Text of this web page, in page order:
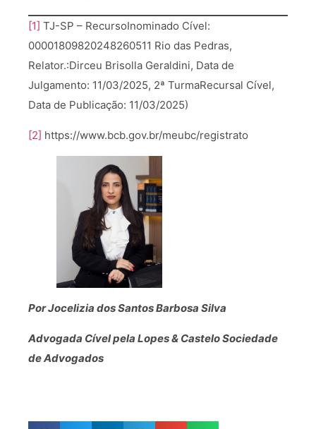
[1] TJ-SP – RecursoInominado Cível:
00001809820248260511 Rio das Pedras,
Relator.:Dirceu Brisolla Geraldini, Data de
Julgamento: 11/03/2025, 2ª TurmaRecursal Cível,
Data de Publicação: 11/03/2025)
[2] https://www.bcb.gov.br/meubc/registrato
Por Jocelizia dos Santos Barbosa Silva
Advogada Cível pela Lopes & Castelo Sociedade
de Advogados